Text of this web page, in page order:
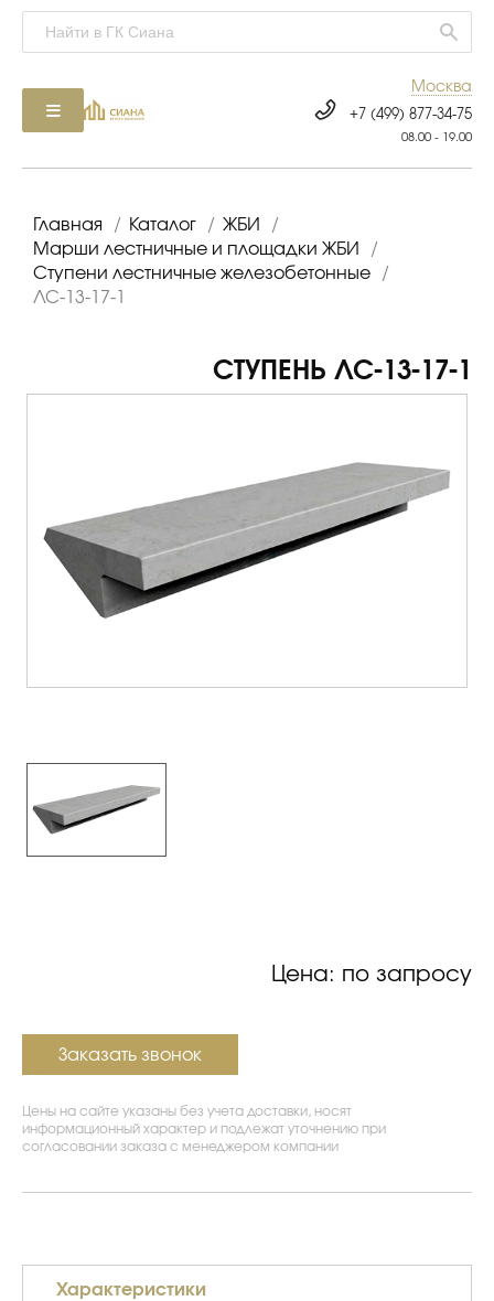
Москва
+7 (499) 877-34-75
08.00 - 19.00
Главная / Каталог / ЖБИ
/
Марши лестничные и площадки ЖБИ
/
Ступени лестничные железобетонные
/
ЛС-13-17-1
СТУПЕНЬ ЛС-13-17-1
Цена: по запросу
Заказать звонок
Цены на сайте указаны без учета доставки, носят
информационный характер и подлежат уточнению при
согласовании заказа с менеджером компании
Характеристики